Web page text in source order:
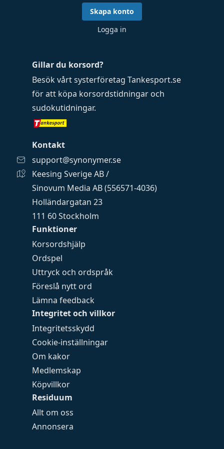
Funktioner
Korsordshjälp
Ordspel
Uttryck och ordspråk
Föreslå nytt ord
Lämna feedback
Integritet och villkor
Integritetsskydd
Cookie-inställningar
Om kakor
Medlemskap
Köpvillkor
Residuum
Allt om oss
Annonsera
Gillar du korsord?
Besök vårt systerföretag Tankesport.se
för att köpa korsordstidningar och
sudokutidningar.
Kontakt
support@synonymer.se
Keesing Sverige AB /
Sinovum Media AB (556571-4036)
Holländargatan 23
111 60 Stockholm
Skapa konto
Logga in